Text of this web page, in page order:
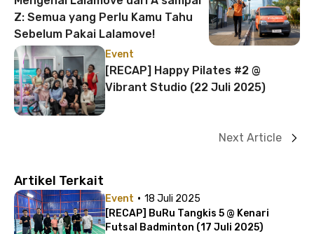
Z: Semua yang Perlu Kamu Tahu
Sebelum Pakai Lalamove!
Event
[RECAP] Happy Pilates #2 @
Vibrant Studio (22 Juli 2025)
Next Article
Artikel Terkait
Event · 18 Juli 2025
[RECAP] BuRu Tangkis 5 @ Kenari
Futsal Badminton (17 Juli 2025)